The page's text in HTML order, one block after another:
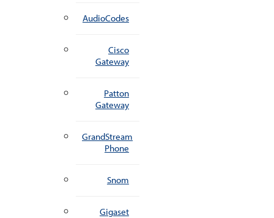
AudioCodes
Cisco
Gateway
Patton
Gateway
GrandStream
Phone
Snom
Gigaset